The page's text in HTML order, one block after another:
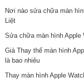
Nơi nào sửa chữa màn
Liệt
Sửa chữa màn hình Apple
Giá Thay thế màn hình
là bao nhiêu
Thay màn hình Apple